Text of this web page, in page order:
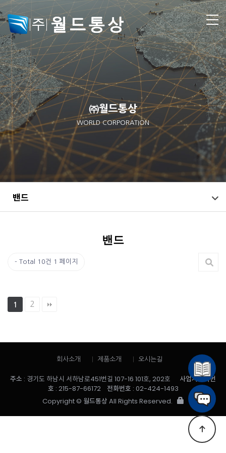
㈜월드통상
WORLD CORPORATION
밴드
밴드
Total 10건 1 페이지
1 2
회사소개 제품소개 오시는길
주소 : 경기도 하남시 서하남로451번길 107-16 101호, 202호
사업자등록번
호 : 215-87-66172 전화번호 : 02-424-1493
Copyright © 월드통상 All Rights Reserved.